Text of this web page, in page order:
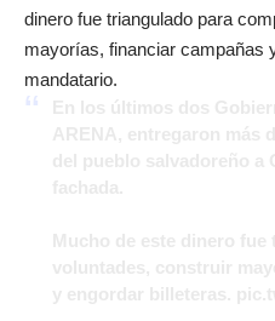
dinero fue triangulado para
mayorías, financiar campañas
mandatario.